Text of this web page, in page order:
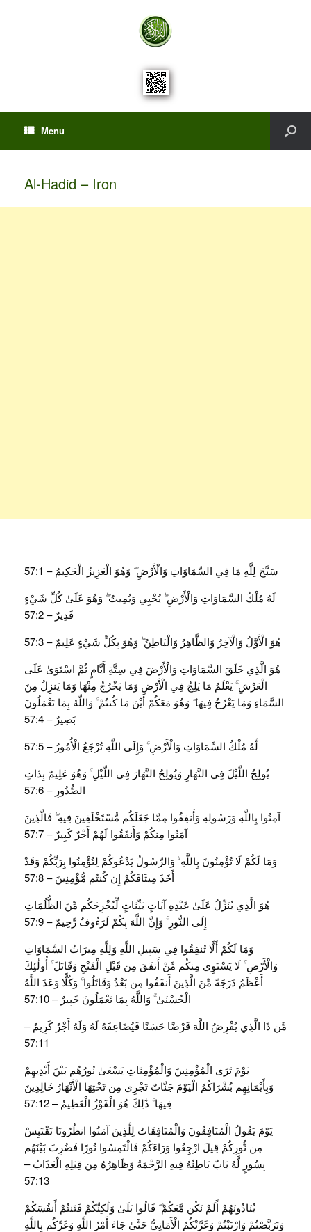
Menu
Al-Hadid – Iron
سَبَّحَ لِلَّهِ مَا فِي السَّمَاوَاتِ وَالْأَرْضِ ۖ وَهُوَ الْعَزِيزُ الْحَكِيمُ – 57:1
لَهُ مُلْكُ السَّمَاوَاتِ وَالْأَرْضِ ۖ يُحْيِي وَيُمِيتُ ۖ وَهُوَ عَلَىٰ كُلِّ شَيْءٍ
قَدِيرٌ – 57:2
هُوَ الْأَوَّلُ وَالْآخِرُ وَالظَّاهِرُ وَالْبَاطِنُ ۖ وَهُوَ بِكُلِّ شَيْءٍ عَلِيمٌ – 57:3
هُوَ الَّذِي خَلَقَ السَّمَاوَاتِ وَالْأَرْضَ فِي سِتَّةِ أَيَّامٍ ثُمَّ اسْتَوَىٰ عَلَى
الْعَرْشِ ۚ يَعْلَمُ مَا يَلِجُ فِي الْأَرْضِ وَمَا يَخْرُجُ مِنْهَا وَمَا يَنزِلُ مِنَ
السَّمَاءِ وَمَا يَعْرُجُ فِيهَا ۖ وَهُوَ مَعَكُمْ أَيْنَ مَا كُنتُمْ ۚ وَاللَّهُ بِمَا تَعْمَلُونَ
بَصِيرٌ – 57:4
لَّهُ مُلْكُ السَّمَاوَاتِ وَالْأَرْضِ ۚ وَإِلَى اللَّهِ تُرْجَعُ الْأُمُورُ – 57:5
يُولِجُ اللَّيْلَ فِي النَّهَارِ وَيُولِجُ النَّهَارَ فِي اللَّيْلِ ۚ وَهُوَ عَلِيمٌ بِذَاتِ
الصُّدُورِ – 57:6
آمِنُوا بِاللَّهِ وَرَسُولِهِ وَأَنفِقُوا مِمَّا جَعَلَكُم مُّسْتَخْلَفِينَ فِيهِ ۖ فَالَّذِينَ
آمَنُوا مِنكُمْ وَأَنفَقُوا لَهُمْ أَجْرٌ كَبِيرٌ – 57:7
وَمَا لَكُمْ لَا تُؤْمِنُونَ بِاللَّهِ ۙ وَالرَّسُولُ يَدْعُوكُمْ لِتُؤْمِنُوا بِرَبِّكُمْ وَقَدْ
أَخَذَ مِيثَاقَكُمْ إِن كُنتُم مُّؤْمِنِينَ – 57:8
هُوَ الَّذِي يُنَزِّلُ عَلَىٰ عَبْدِهِ آيَاتٍ بَيِّنَاتٍ لِّيُخْرِجَكُم مِّنَ الظُّلُمَاتِ
إِلَى النُّورِ ۚ وَإِنَّ اللَّهَ بِكُمْ لَرَءُوفٌ رَّحِيمٌ – 57:9
وَمَا لَكُمْ أَلَّا تُنفِقُوا فِي سَبِيلِ اللَّهِ وَلِلَّهِ مِيرَاثُ السَّمَاوَاتِ
وَالْأَرْضِ ۚ لَا يَسْتَوِي مِنكُم مَّنْ أَنفَقَ مِن قَبْلِ الْفَتْحِ وَقَاتَلَ ۚ أُولَٰئِكَ
أَعْظَمُ دَرَجَةً مِّنَ الَّذِينَ أَنفَقُوا مِن بَعْدُ وَقَاتَلُوا ۚ وَكُلًّا وَعَدَ اللَّهُ
الْحُسْنَىٰ ۚ وَاللَّهُ بِمَا تَعْمَلُونَ خَبِيرٌ – 57:10
مَّن ذَا الَّذِي يُقْرِضُ اللَّهَ قَرْضًا حَسَنًا فَيُضَاعِفَهُ لَهُ وَلَهُ أَجْرٌ كَرِيمٌ –
57:11
يَوْمَ تَرَى الْمُؤْمِنِينَ وَالْمُؤْمِنَاتِ يَسْعَىٰ نُورُهُم بَيْنَ أَيْدِيهِمْ
وَبِأَيْمَانِهِم بُشْرَاكُمُ الْيَوْمَ جَنَّاتٌ تَجْرِي مِن تَحْتِهَا الْأَنْهَارُ خَالِدِينَ
فِيهَا ۚ ذَٰلِكَ هُوَ الْفَوْزُ الْعَظِيمُ – 57:12
يَوْمَ يَقُولُ الْمُنَافِقُونَ وَالْمُنَافِقَاتُ لِلَّذِينَ آمَنُوا انظُرُونَا نَقْتَبِسْ
مِن نُّورِكُمْ قِيلَ ارْجِعُوا وَرَاءَكُمْ فَالْتَمِسُوا نُورًا فَضُرِبَ بَيْنَهُم
بِسُورٍ لَّهُ بَابٌ بَاطِنُهُ فِيهِ الرَّحْمَةُ وَظَاهِرُهُ مِن قِبَلِهِ الْعَذَابُ –
57:13
يُنَادُونَهُمْ أَلَمْ نَكُن مَّعَكُمْ ۖ قَالُوا بَلَىٰ وَلَٰكِنَّكُمْ فَتَنتُمْ أَنفُسَكُمْ
وَتَرَبَّصْتُمْ وَارْتَبْتُمْ وَغَرَّتْكُمُ الْأَمَانِيُّ حَتَّىٰ جَاءَ أَمْرُ اللَّهِ وَغَرَّكُم بِاللَّهِ